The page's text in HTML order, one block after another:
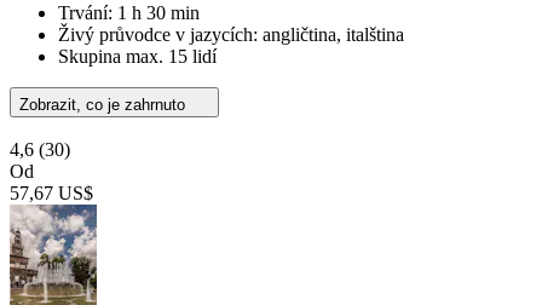
Trvání: 1 h 30 min
Živý průvodce v jazycích: angličtina, italština
Skupina max. 15 lidí
Zobrazit, co je zahrnuto
4,6 (30)
Od
57,67 US$